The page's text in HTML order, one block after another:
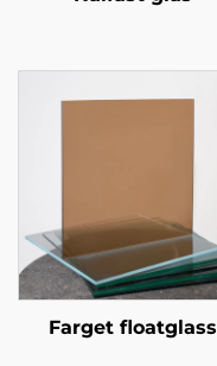
Farget floatglass